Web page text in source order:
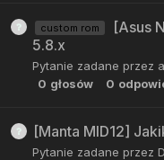
custom rom
[Asus
5.8.x
Pytanie zadane przez
0 głosów 0
[Manta MID12]
Pytanie zadane przez